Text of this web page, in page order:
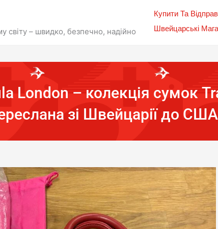
світу – швидко, безпечно, надійно
Купити Та
Швейцарські
London – колекція сумок
зі Швейцарії до США